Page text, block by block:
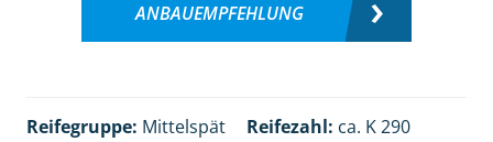
ANBAUEMPFEHLUNG
Reifegruppe: Mittelspät Reifezahl: ca. K 290